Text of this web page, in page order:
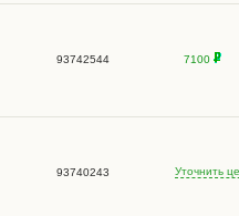
93742544 7100
93740243 Уточнить